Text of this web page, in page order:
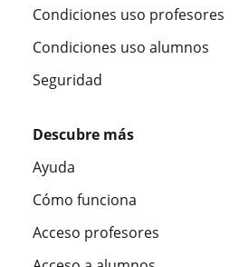
Condiciones uso profesores
Condiciones uso alumnos
Seguridad
Descubre más
Ayuda
Cómo funciona
Acceso profesores